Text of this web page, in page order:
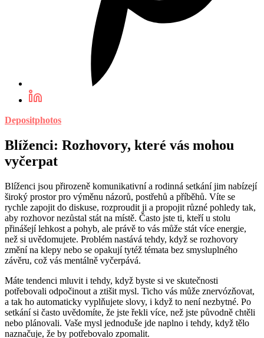
Depositphotos
Blíženci: Rozhovory, které vás mohou
vyčerpat
Blíženci jsou přirozeně komunikativní a rodinná setkání jim nabízejí
široký prostor pro výměnu názorů, postřehů a příběhů. Víte se
rychle zapojit do diskuse, rozproudit ji a propojit různé pohledy tak,
aby rozhovor nezůstal stát na místě. Často jste ti, kteří u stolu
přinášejí lehkost a pohyb, ale právě to vás může stát více energie,
než si uvědomujete. Problém nastává tehdy, když se rozhovory
změní na klepy nebo se opakují tytéž témata bez smysluplného
závěru, což vás mentálně vyčerpává.
Máte tendenci mluvit i tehdy, když byste si ve skutečnosti
potřebovali odpočinout a ztišit mysl. Ticho vás může znervózňovat,
a tak ho automaticky vyplňujete slovy, i když to není nezbytné. Po
setkání si často uvědomíte, že jste řekli více, než jste původně chtěli
nebo plánovali. Vaše mysl jednoduše jde naplno i tehdy, když tělo
naznačuje, že by potřebovalo zpomalit.